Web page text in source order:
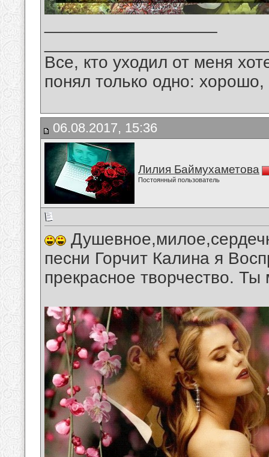
Все, кто уходил от меня
понял только одно:
06.08.2017, 15:36
Лилия Баймухаметова
Постоянный пользователь
песни Горчит Калина я
прекрасное творчество.